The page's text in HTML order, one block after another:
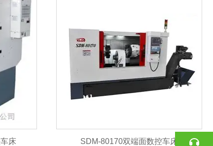
床 SDM-80170双端面数控车床